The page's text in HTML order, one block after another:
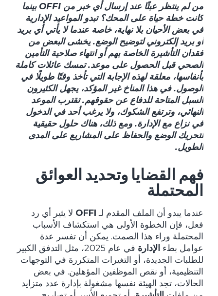
من لم ينتظر عبثًا عند إرسال أي خبر من OFFI بينما
كانت خطة حياة على المحك؟ تبدو المواعيد الإدارية
في بعض الأحيان بلا نهاية، خاصة عندما لا يأتي أي بريد
أو بريد إلكتروني لتوضيح الوضع. يخشى البعض من
فقدانالتأشيرةالخاصة بهم أو انتهاء صلاحيةالتأمين
الصحي قبل الحصول على موعد. تمسك عائلات كاملة
بأنفاسها، معلقة لهذه الإجابة التي تأخذ وقتًا طويلًا في
الوصول. في هذا المناخ غير المؤكد، يجهل الكثيرون
السبل المتاحة للدفاع عن حقوقهم. تقترب الموعد
النهائي، وترتفع الشكوك، ولا يرغب أحد في الدخول
في نزاع معالإدارة. ومع ذلك، هناك حلول حقيقية
لتحريك الوضع والحفاظ على المشاريع على المدى
الطويل.
فهم القضايا وتحديد العوائق
المحتملة
عندما يبدو أن الملف المقدم لـ OFFI لا يثير أي رد
فعل، فإن الخطوة الأولى هي استكشاف الأسباب
المحتملة وراء هذا الصمت. يمكن أن تفسر عدة
عوامل بطء الإدارة
في عام 2025، مثل التدفق الكبير
للطلبات الجديدة، أو التغيرات المتكررة في التوجهات
التنظيمية، أو نقص الموظفين المؤهلين. في بعض
الحالات، تجد الهيئة نفسها مشغولة بإدارة عدد متزايد